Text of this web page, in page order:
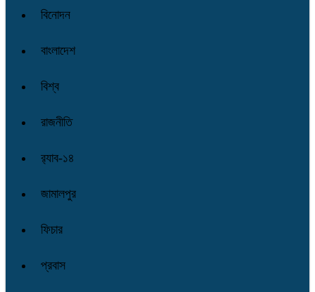
বিনোদন
বাংলাদেশ
বিশ্ব
রাজনীতি
র‌্যাব-১৪
জামালপুর
ফিচার
প্রবাস